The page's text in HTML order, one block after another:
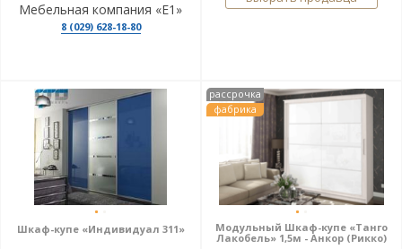
Мебельная компания «Е1»
8 (029) 628-18-80
Шкаф-купе «Индивидуал 311»
рассрочка
фабрика
Модульный Шкаф-купе «Танго
Лакобель» 1,5м - Анкор (Рикко)